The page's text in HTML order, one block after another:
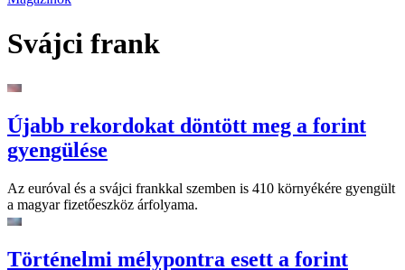
Svájci frank
Újabb rekordokat döntött meg a forint
gyengülése
Az euróval és a svájci frankkal szemben is 410 környékére gyengült
a magyar fizetőeszköz árfolyama.
Történelmi mélypontra esett a forint